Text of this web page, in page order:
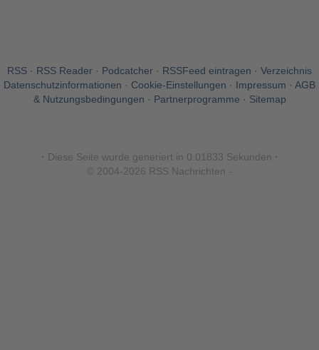
RSS · RSS Reader · Podcatcher · RSSFeed eintragen · Verzeichnis
Datenschutzinformationen · Cookie-Einstellungen · Impressum · AGB
& Nutzungsbedingungen · Partnerprogramme · Sitemap
· Diese Seite wurde generiert in 0.01833 Sekunden ·
© 2004-2026 RSS Nachrichten -